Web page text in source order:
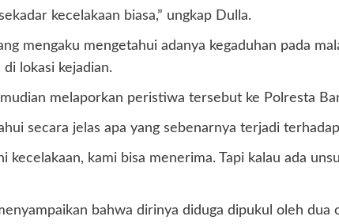
kecelakaan biasa,” ungkap Dulla.
mengaku mengetahui adanya kegaduhan pada
lokasi kejadian.
melaporkan peristiwa tersebut ke Polresta
secara jelas apa yang sebenarnya terjadi
kecelakaan, kami bisa menerima. Tapi kalau ada
bahwa dirinya diduga dipukul oleh dua